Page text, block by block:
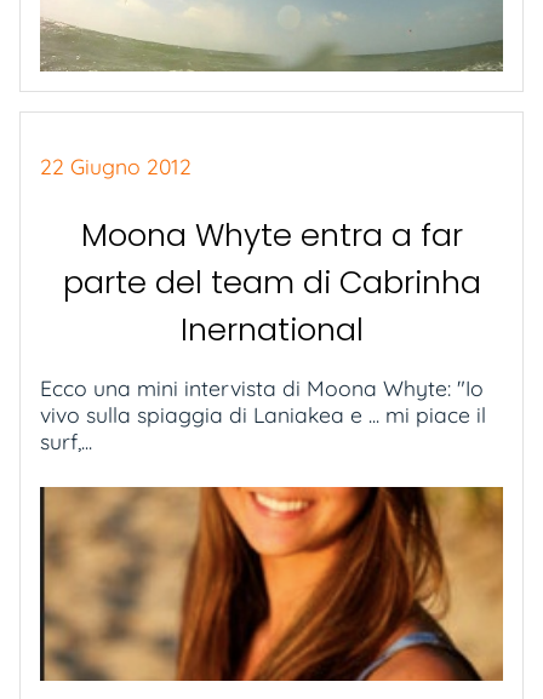
22 Giugno 2012
Moona Whyte entra a far
parte del team di Cabrinha
Inernational
Ecco una mini intervista di Moona Whyte: "Io
vivo sulla spiaggia di Laniakea e ... mi piace il
surf,...